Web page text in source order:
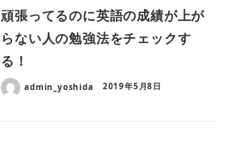
頑張ってるのに英語の成績が上が
らない人の勉強法をチェックす
る！
admin_yoshida 2019年5月8日